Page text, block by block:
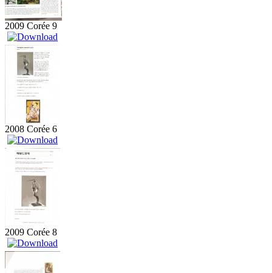
2009 Corée 9
2008 Corée 6
2009 Corée 8